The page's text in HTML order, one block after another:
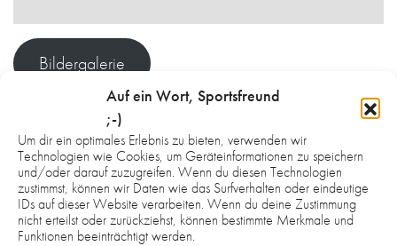
Auf ein Wort, Sportsfreund
;-)
Um dir ein optimales Erlebnis zu bieten, verwenden wir
Technologien wie Cookies, um Geräteinformationen zu speichern
und/oder darauf zuzugreifen. Wenn du diesen Technologien
zustimmst, können wir Daten wie das Surfverhalten oder eindeutige
IDs auf dieser Website verarbeiten. Wenn du deine Zustimmung
nicht erteilst oder zurückziehst, können bestimmte Merkmale und
Funktionen beeinträchtigt werden.
Bildergalerie
WAS DICH NOCH INTERESSIEREN
KÖNNTE: